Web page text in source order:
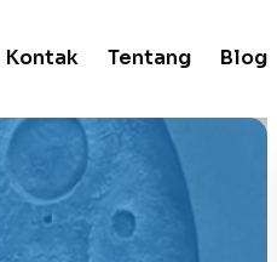
Kontak Tentang Blog